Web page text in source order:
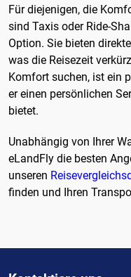
Für diejenigen, die
sind Taxis oder Ride-
Option. Sie bieten
was die Reisezeit
Komfort suchen, ist ein
er einen persönlichen
bietet.
Unabhängig von Ihrer
eLandFly die besten
unseren
finden und Ihren